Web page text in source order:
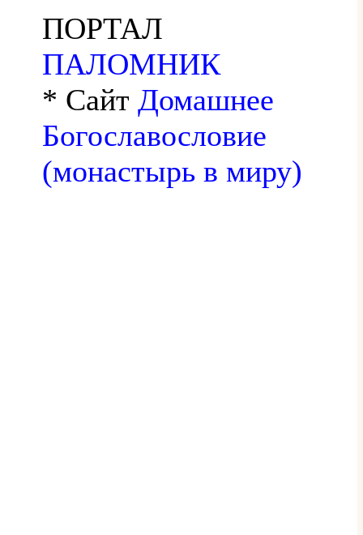
ПОРТАЛ
ПАЛОМНИК
* Сайт Домашнее
Богославословие
(монастырь в миру)